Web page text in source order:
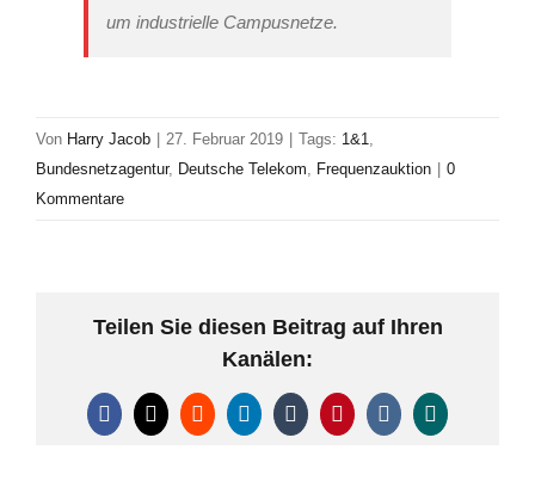
um industrielle Campusnetze.
Von Harry Jacob 27. Februar 2019 Tags: 1&1
Bundesnetzagentur, Deutsche Telekom Frequenzauktion
0
Kommentare
Teilen Sie diesen Beitrag auf Ihren
Kanälen:
Facebook
X RedditLinkedInTumblrPinterest
Vk Xing